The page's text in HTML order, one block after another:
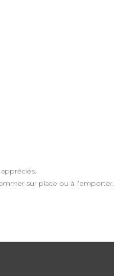
sur place ou à l’emporter.